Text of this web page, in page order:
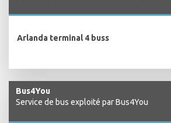
Arlanda terminal 4 buss
Bus4You
Service de bus exploité par Bus4You